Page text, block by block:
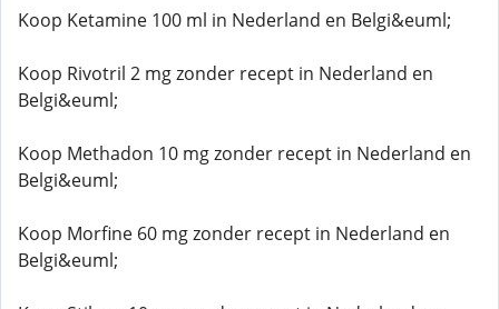
Koop Ketamine 100 ml in Nederland en Belgi&euml;
Koop Rivotril 2 mg zonder recept in Nederland en
Belgi&euml;
Koop Methadon 10 mg zonder recept in Nederland en
Belgi&euml;
Koop Morfine 60 mg zonder recept in Nederland en
Belgi&euml;